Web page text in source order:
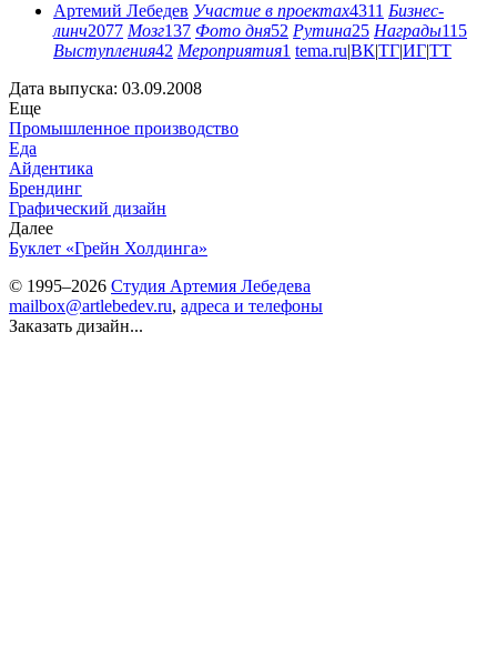
Артемий Лебедев Участие в проектах4311 Бизнес-
линч2077 Мозг137 Фото дня52 Рутина25 Награды115
Выступления42 Мероприятия1 tema.ru|ВК|ТГ|ИГ|ТТ
Дата выпуска: 03.09.2008
Еще
Промышленное производство
Еда
Айдентика
Брендинг
Графический дизайн
Далее
Буклет «Грейн Холдинга»
© 1995–2026 Студия Артемия Лебедева
mailbox@artlebedev.ru, адреса и телефоны
Заказать дизайн...